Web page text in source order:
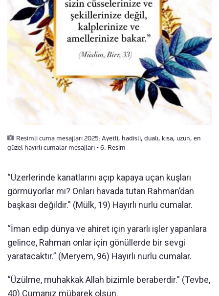
Resimli cuma mesajları 2025: Ayetli, hadisli, dualı, kısa, uzun, en
güzel hayırlı cumalar mesajları - 6. Resim
“Üzerlerinde kanatlarını açıp kapaya uçan kuşları
görmüyorlar mı? Onları havada tutan Rahman’dan
başkası değildir.” (Mülk, 19) Hayırlı nurlu cumalar.
“İman edip dünya ve ahiret için yararlı işler yapanlara
gelince, Rahman onlar için gönüllerde bir sevgi
yaratacaktır.” (Meryem, 96) Hayırlı nurlu cumalar.
“Üzülme, muhakkak Allah bizimle beraberdir.” (Tevbe,
40) Cumanız mübarek olsun.